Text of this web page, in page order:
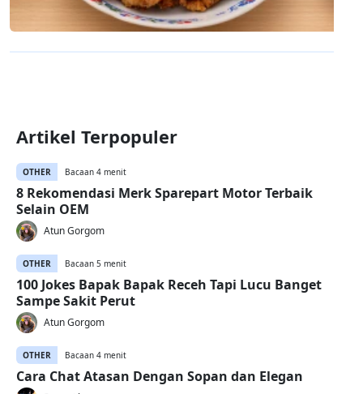
Artikel Terpopuler
OTHER Bacaan 4 menit
8 Rekomendasi Merk Sparepart Motor Terbaik
Selain OEM
Atun Gorgom
OTHER Bacaan 5 menit
100 Jokes Bapak Bapak Receh Tapi Lucu Banget
Sampe Sakit Perut
Atun Gorgom
OTHER Bacaan 4 menit
Cara Chat Atasan Dengan Sopan dan Elegan